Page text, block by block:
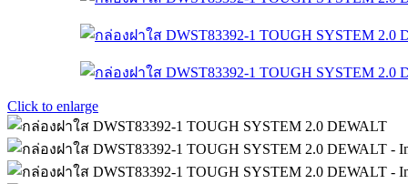
Click to enlarge